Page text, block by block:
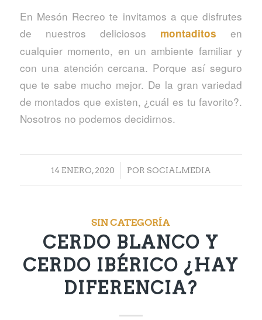
En Mesón Recreo te invitamos a que disfrutes
de nuestros deliciosos montaditos en
cualquier momento, en un ambiente familiar y
con una atención cercana. Porque así seguro
que te sabe mucho mejor. De la gran variedad
de montados que existen, ¿cuál es tu favorito?.
Nosotros no podemos decidirnos.
14 ENERO, 2020
/ POR SOCIALMEDIA
SIN CATEGORÍA
CERDO BLANCO Y
CERDO IBÉRICO ¿HAY
DIFERENCIA?